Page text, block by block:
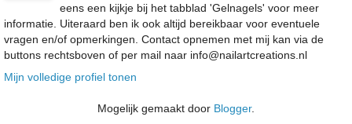
eens een kijkje bij het tabblad 'Gelnagels' voor meer
informatie. Uiteraard ben ik ook altijd bereikbaar voor eventuele
vragen en/of opmerkingen. Contact opnemen met mij kan via de
buttons rechtsboven of per mail naar info@nailartcreations.nl
Mijn volledige profiel tonen
Mogelijk gemaakt door Blogger.